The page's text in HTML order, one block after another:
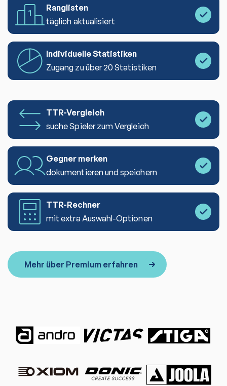
Ranglisten
täglich aktualisiert
Individuelle Statistiken
Zugang zu über 20 Statistiken
TTR-Vergleich
suche Spieler zum Vergleich
Gegner merken
dokumentieren und speichern
TTR-Rechner
mit extra Auswahl-Optionen
Mehr über Premium erfahren